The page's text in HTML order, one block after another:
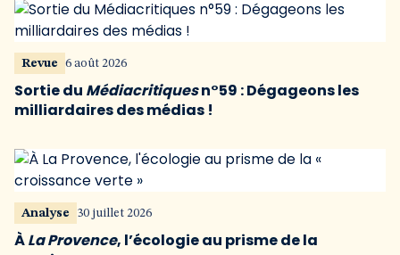
Revue 6 août 2026
Sortie du Médiacritiquesn°59 : Dégageons les
milliardaires des médias !
Analyse 30 juillet 2026
ÀLa Provence, l’écologie au prisme de la